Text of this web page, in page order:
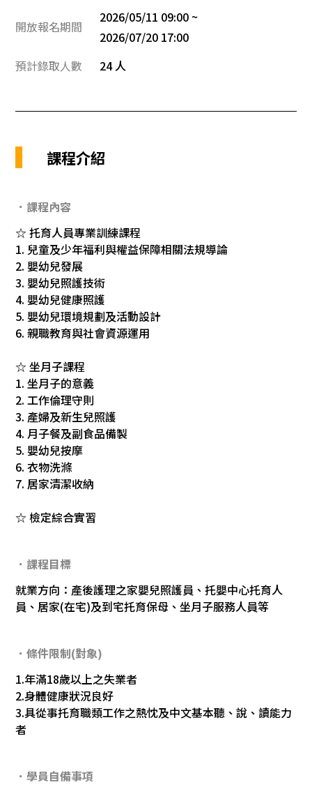
開放報名期間
2026/05/11 09:00 ~
2026/07/20 17:00
預計錄取人數
24 人
課程介紹
．課程內容
☆ 托育人員專業訓練課程
1. 兒童及少年福利與權益保障相關法規導論
2. 嬰幼兒發展
3. 嬰幼兒照護技術
4. 嬰幼兒健康照護
5. 嬰幼兒環境規劃及活動設計
6. 親職教育與社會資源運用
☆ 坐月子課程
1. 坐月子的意義
2. 工作倫理守則
3. 產婦及新生兒照護
4. 月子餐及副食品備製
5. 嬰幼兒按摩
6. 衣物洗滌
7. 居家清潔收納
☆ 檢定綜合實習
．課程目標
就業方向：產後護理之家嬰兒照護員、托嬰中心托育人
員、居家(在宅)及到宅托育保母、坐月子服務人員等
．條件限制(對象)
1.年滿18歲以上之失業者
2.身體健康狀況良好
3.具從事托育職類工作之熱忱及中文基本聽、說、讀能力
者
．學員自備事項